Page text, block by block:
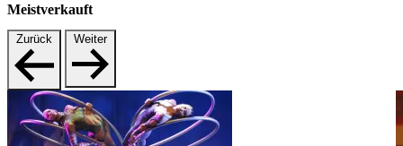
Meistverkauft
Zurück Weiter